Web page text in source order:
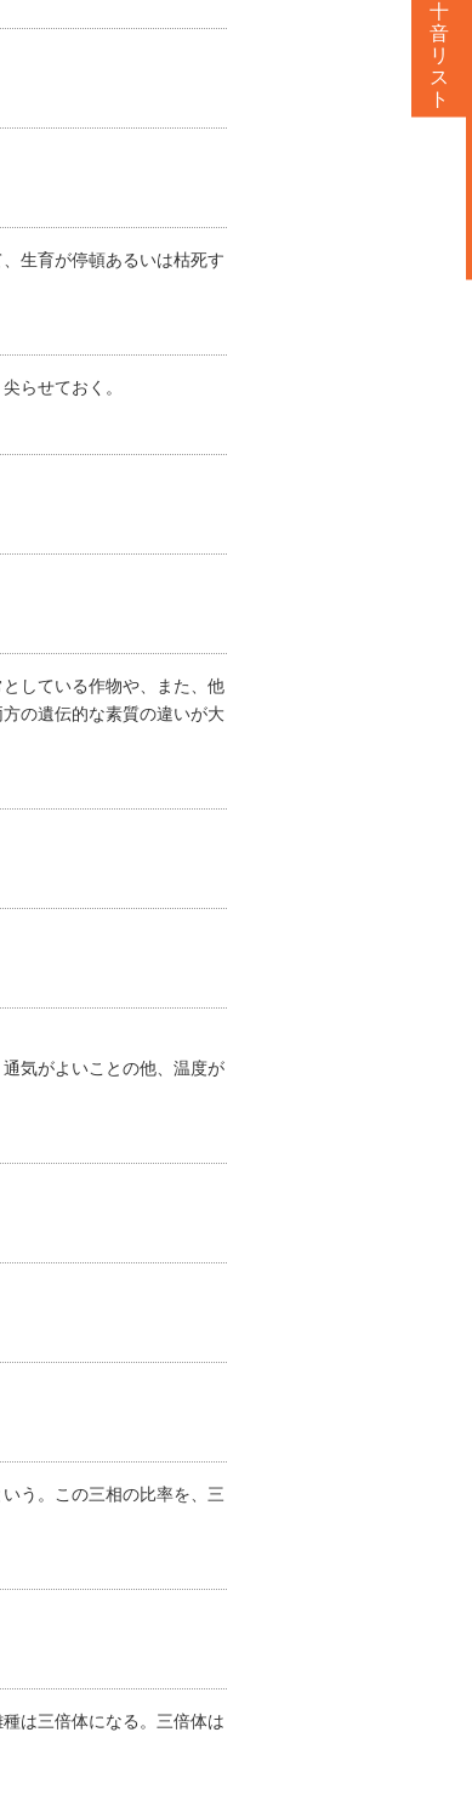
十
音
リ
ス
ト
生育が停頓あるいは枯死す
らせておく。
している作物や、また、他
の遺伝的な素質の違いが大
気がよいことの他、温度が
う。この三相の比率を、三
は三倍体になる。三倍体は